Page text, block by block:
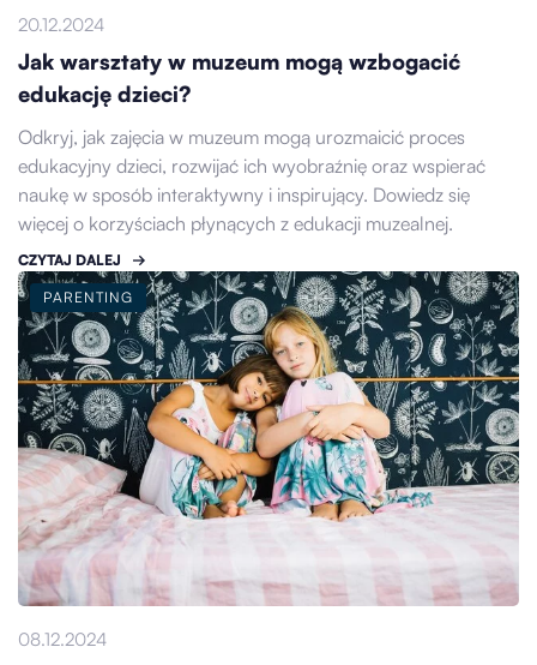
20.12.2024
Jak warsztaty w muzeum mogą wzbogacić
edukację dzieci?
Odkryj, jak zajęcia w muzeum mogą urozmaicić proces
edukacyjny dzieci, rozwijać ich wyobraźnię oraz wspierać
naukę w sposób interaktywny i inspirujący. Dowiedz się
więcej o korzyściach płynących z edukacji muzealnej.
CZYTAJ DALEJ
PARENTING
08.12.2024